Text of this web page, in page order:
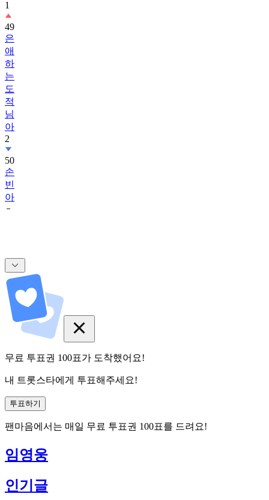
1
49
은
애
하
는
도
적
님
아
2
50
손
빈
아
무료 투표권 100표가 도착했어요!
내 트롯스타에게 투표해주세요!
투표하기
팬마음에서는 매일 무료 투표권 100표를 드려요!
임영웅
인기글